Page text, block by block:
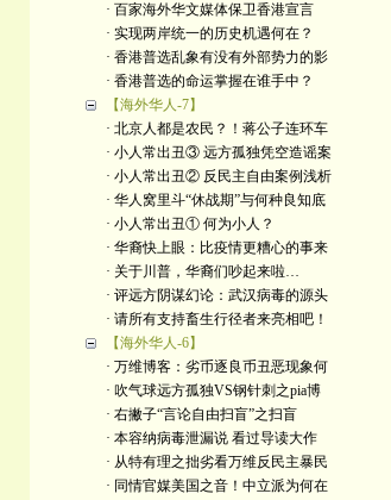
· 百家海外华文媒体保卫香港宣言
· 实现两岸统一的历史机遇何在？
· 香港普选乱象有没有外部势力的影
· 香港普选的命运掌握在谁手中？
【海外华人-7】
· 北京人都是农民？！蒋公子连环车
· 小人常出丑③ 远方孤独凭空造谣案
· 小人常出丑② 反民主自由案例浅析
· 华人窝里斗“休战期”与何种良知底
· 小人常出丑① 何为小人？
· 华裔快上眼：比疫情更糟心的事来
· 关于川普，华裔们吵起来啦…
· 评远方阴谋幻论：武汉病毒的源头
· 请所有支持畜生行径者来亮相吧！
【海外华人-6】
· 万维博客：劣币逐良币丑恶现象何
· 吹气球远方孤独VS钢针刺之pia博
· 右撇子“言论自由扫盲”之扫盲
· 本容纳病毒泄漏说 看过导读大作
· 从特有理之拙劣看万维反民主暴民
· 同情官媒美国之音！中立派为何在